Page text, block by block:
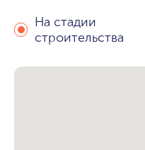
На стадии
строительства